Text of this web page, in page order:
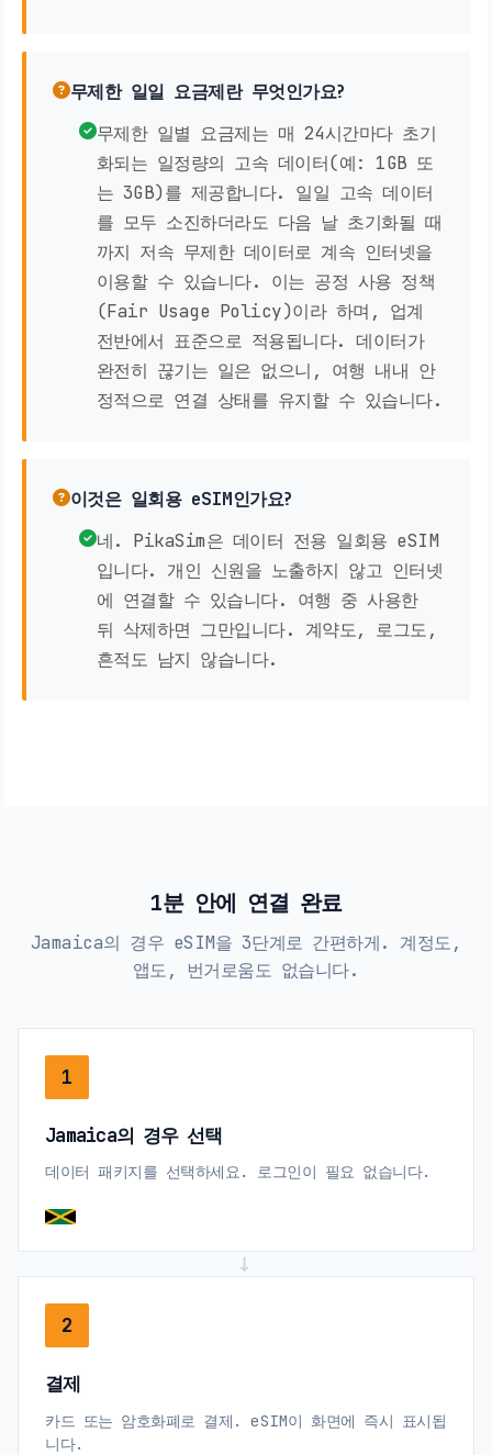
무제한 일일 요금제란 무엇인가요?
무제한 일별 요금제는 매 24시간마다 초기
화되는 일정량의 고속 데이터(예: 1GB 또
는 3GB)를 제공합니다. 일일 고속 데이터
를 모두 소진하더라도 다음 날 초기화될 때
까지 저속 무제한 데이터로 계속 인터넷을
이용할 수 있습니다. 이는 공정 사용 정책
(Fair Usage Policy)이라 하며, 업계
전반에서 표준으로 적용됩니다. 데이터가
완전히 끊기는 일은 없으니, 여행 내내 안
정적으로 연결 상태를 유지할 수 있습니다.
이것은 일회용 eSIM인가요?
네. PikaSim은 데이터 전용 일회용 eSIM
입니다. 개인 신원을 노출하지 않고 인터넷
에 연결할 수 있습니다. 여행 중 사용한
뒤 삭제하면 그만입니다. 계약도, 로그도,
흔적도 남지 않습니다.
1분 안에 연결 완료
Jamaica의 경우 eSIM을 3단계로 간편하게. 계정도,
앱도, 번거로움도 없습니다.
1
Jamaica의 경우 선택
데이터 패키지를 선택하세요. 로그인이 필요 없습니다.
→
2
결제
카드 또는 암호화폐로 결제. eSIM이 화면에 즉시 표시됩
니다.